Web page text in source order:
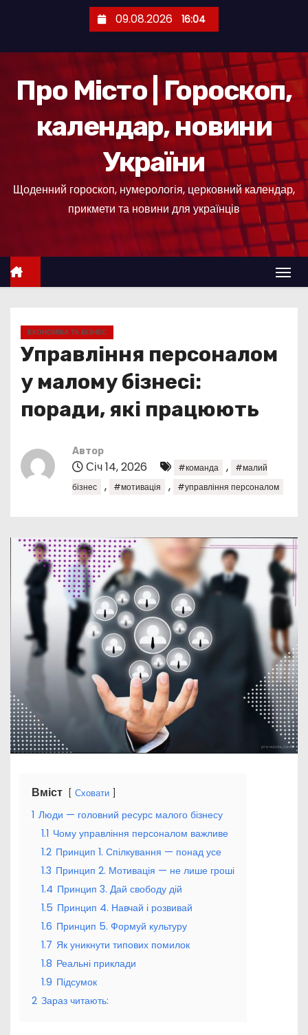
е
09.08.2026 16:04
Про Місто | Гороскоп,
календар, новини
України
Щоденний гороскоп, нумерологія, церковний календар,
прикмети та новини для українців
ЕКОНОМІКА ТА БІЗНЕС
Управління персоналом
у малому бізнесі:
поради, які працюють
Автор
Січ 14, 2026 #команда ,
#малий
бізнес
, #мотивація , #управління персоналом
Вміст Сховати
1 Люди — головний ресурс малого бізнесу
1.1 Чому управління персоналом важливе
1.2 Принцип 1. Спілкування — понад усе
1.3 Принцип 2. Мотивація — не лише гроші
1.4 Принцип 3. Дай свободу дій
1.5 Принцип 4. Навчай і розвивай
1.6 Принцип 5. Формуй культуру
1.7 Як уникнути типових помилок
1.8 Реальні приклади
1.9 Підсумок
2 Зараз читають: